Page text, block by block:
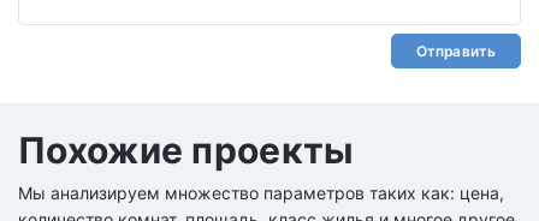
Отправить
Похожие проекты
Мы анализируем множество параметров таких как: цена,